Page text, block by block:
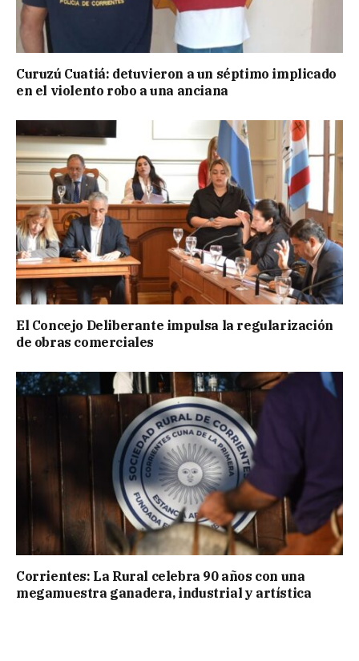
Curuzú Cuatiá: detuvieron a un séptimo implicado
en el violento robo a una anciana
El Concejo Deliberante impulsa la regularización
de obras comerciales
Corrientes: La Rural celebra 90 años con una
megamuestra ganadera, industrial y artística